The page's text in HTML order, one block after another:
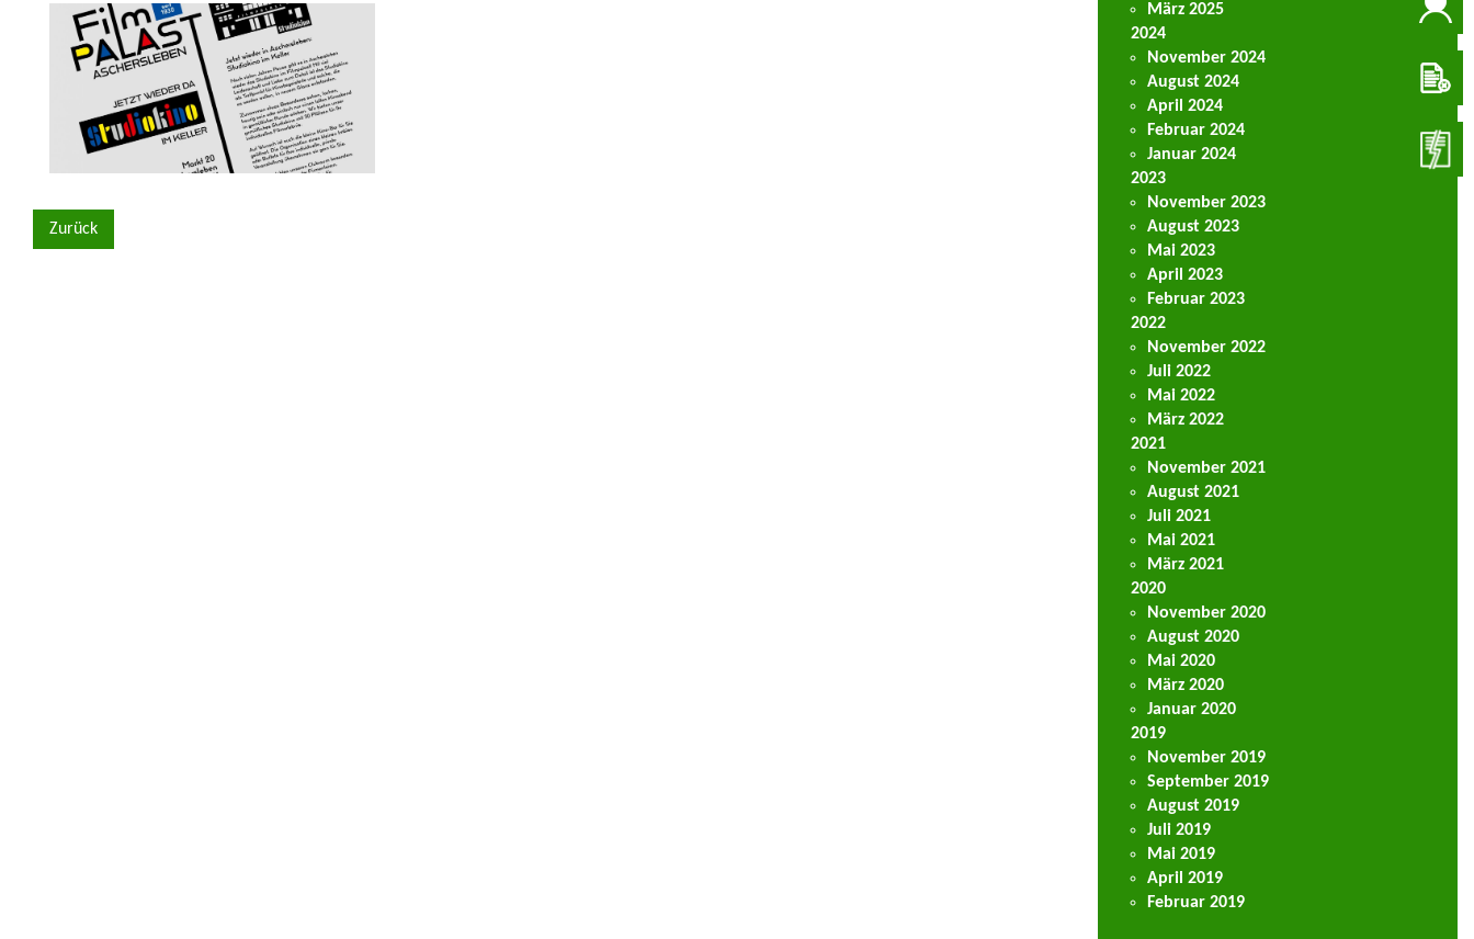
Zurück
März 2025
2024
November 2024
August 2024
April 2024
Februar 2024
Januar 2024
2023
November 2023
August 2023
Mai 2023
April 2023
Februar 2023
2022
November 2022
Juli 2022
Mai 2022
März 2022
2021
November 2021
August 2021
Juli 2021
Mai 2021
März 2021
2020
November 2020
August 2020
Mai 2020
März 2020
Januar 2020
2019
November 2019
September 2019
August 2019
Juli 2019
Mai 2019
April 2019
Februar 2019